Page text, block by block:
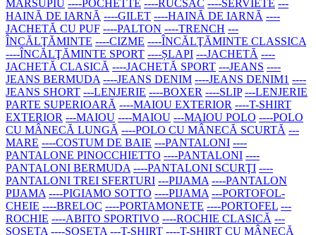
MARSUPIU ----POCHETTE ----RUCSAC ----SERVIETE ---
HAINĂ DE IARNĂ ----GILET ----HAINĂ DE IARNĂ ----
JACHETĂ CU PUF ----PALTON ----TRENCH ---
ÎNCĂLŢĂMINTE ----CIZME ----ÎNCĂLŢĂMINTE CLASSICA
----ÎNCĂLŢĂMINTE SPORT ----ȘLAPI ---JACHETĂ ----
JACHETĂ CLASICĂ ----JACHETĂ SPORT ---JEANS ----
JEANS BERMUDA ----JEANS DENIM ----JEANS DENIM1 ----
JEANS SHORT ---LENJERIE ----BOXER ----SLIP ---LENJERIE
PARTE SUPERIOARĂ ----MAIOU EXTERIOR ----T-SHIRT
EXTERIOR ---MAIOU ----MAIOU ---MAIOU POLO ----POLO
CU MÂNECĂ LUNGĂ ----POLO CU MÂNECĂ SCURTĂ ---
MARE ----COSTUM DE BAIE ---PANTALONI ----
PANTALONE PINOCCHIETTO ----PANTALONI ----
PANTALONI BERMUDA ----PANTALONI SCURŢI ----
PANTALONI TREI SFERTURI ---PIJAMA ----PANTALON
PIJAMA ----PIGIAMO SOTTO ----PIJAMA ---PORTOFOL-
CHEIE ----BRELOC ----PORTAMONETE ----PORTOFEL ---
ROCHIE ----ABITO SPORTIVO ----ROCHIE CLASICĂ ---
ȘOSETA ----ȘOSETA ---T-SHIRT ----T-SHIRT CU MÂNECĂ